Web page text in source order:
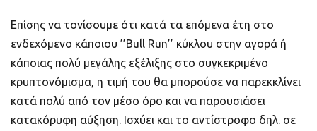
Επίσης να τονίσουμε ότι κατά τα επόμενα έτη στο
ενδεχόμενο κάποιου ’’Bull Run’’ κύκλου στην αγορά ή
κάποιας πολύ μεγάλης εξέλιξης στo συγκεκριμένο
κρυπτονόμισμα, η τιμή του θα μπορούσε να παρεκκλίνει
κατά πολύ από τον μέσο όρο και να παρουσιάσει
κατακόρυφη αύξηση. Ισχύει και το αντίστροφο δηλ. σε